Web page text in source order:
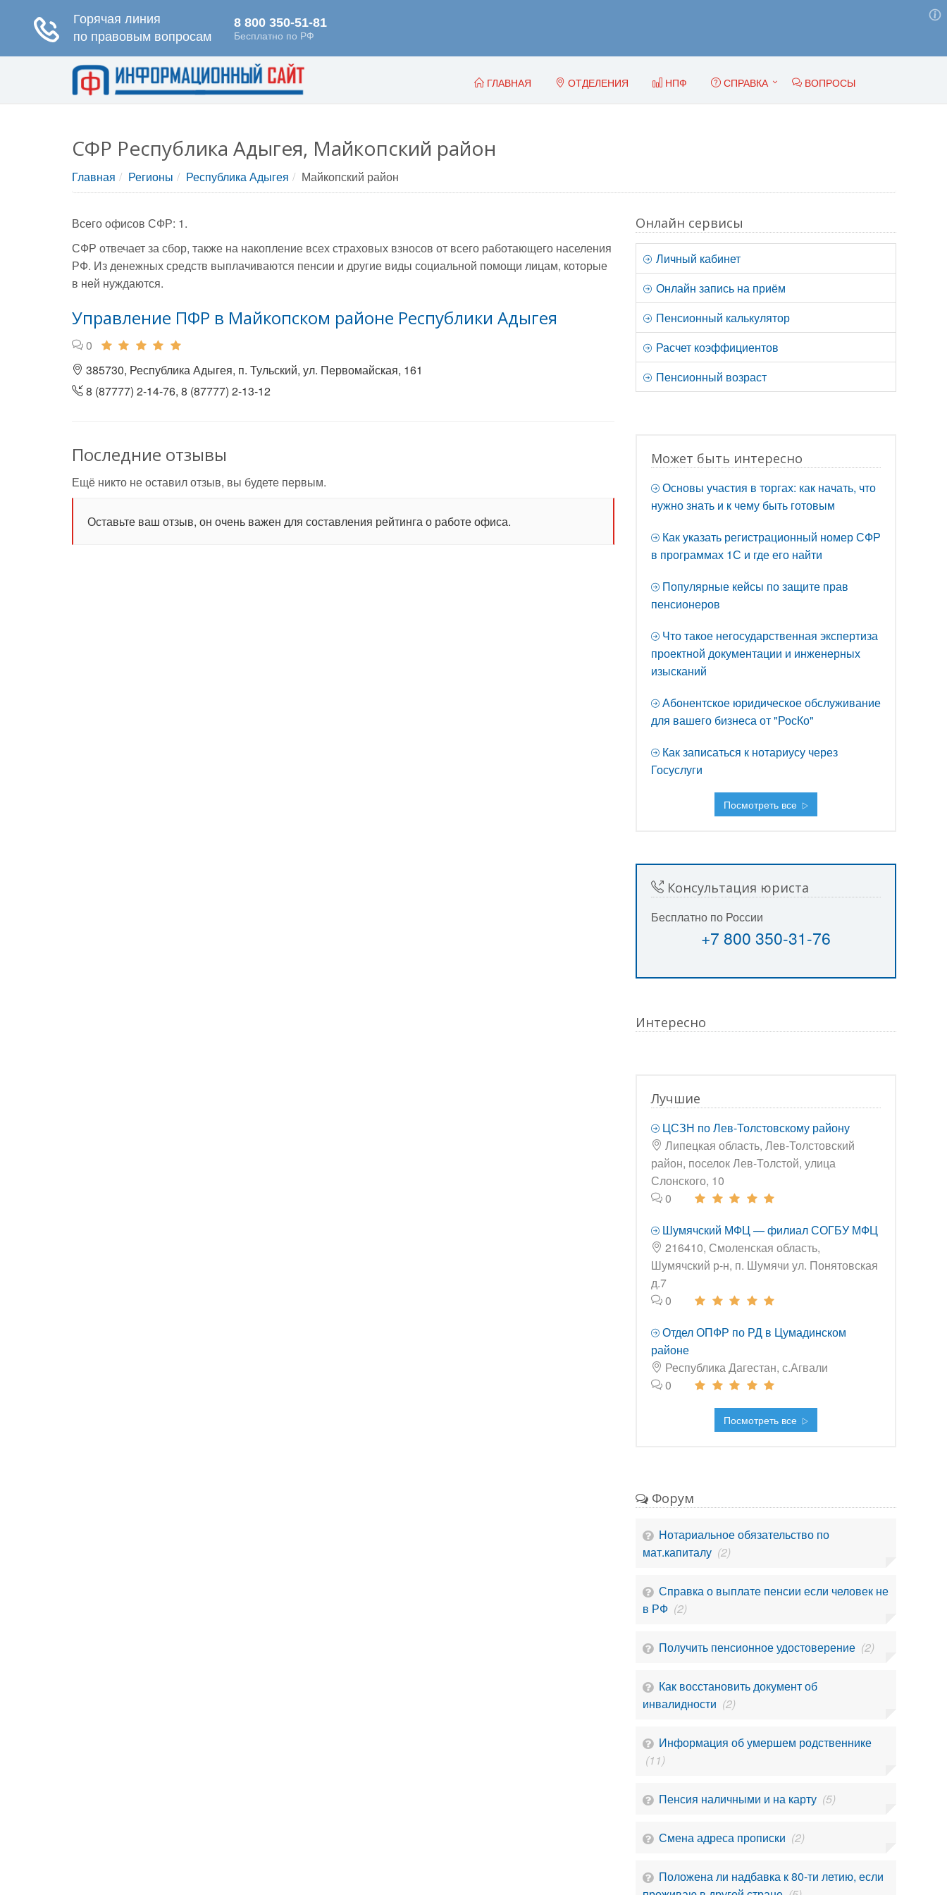
ГЛАВНАЯ ОТДЕЛЕНИЯ НПФ СПРАВКА ВОПРОСЫ
СФР Республика Адыгея, Майкопский район
Главная Регионы Республика Адыгея Майкопский район
Всего офисов СФР: 1.
СФР отвечает за сбор, также на накопление всех страховых взносов от всего работающего населения
РФ. Из денежных средств выплачиваются пенсии и другие виды социальной помощи лицам, которые
в ней нуждаются.
Управление ПФР в Майкопском районе Республики Адыгея
0
385730, Республика Адыгея, п. Тульский, ул. Первомайская, 161
8 (87777) 2-14-76, 8 (87777) 2-13-12
Последние отзывы
Ещё никто не оставил отзыв, вы будете первым.
Оставьте ваш отзыв, он очень важен для составления рейтинга о работе офиса.
Онлайн сервисы
Личный кабинет
Онлайн запись на приём
Пенсионный калькулятор
Расчет коэффициентов
Пенсионный возраст
Может быть интересно
Основы участия в торгах: как начать, что
нужно знать и к чему быть готовым
Как указать регистрационный номер СФР
в программах 1С и где его найти
Популярные кейсы по защите прав
пенсионеров
Что такое негосударственная экспертиза
проектной документации и инженерных
изысканий
Абонентское юридическое обслуживание
для вашего бизнеса от "РосКо"
Как записаться к нотариусу через
Госуслуги
Посмотреть все
Консультация юриста
Бесплатно по России
+7 800 350-31-76
Интересно
Лучшие
ЦСЗН по Лев-Толстовскому району
Липецкая область, Лев-Толстовский
район, поселок Лев-Толстой, улица
Слонского, 10
0
Шумячский МФЦ — филиал СОГБУ МФЦ
216410, Смоленская область,
Шумячский р-н, п. Шумячи ул. Понятовская
д.7
0
Отдел ОПФР по РД в Цумадинском
районе
Республика Дагестан, с.Агвали
0
Посмотреть все
Форум
Нотариальное обязательство по
мат.капиталу (2)
Справка о выплате пенсии если человек не
в РФ (2)
Получить пенсионное удостоверение (2)
Как восстановить документ об
инвалидности (2)
Информация об умершем родственнике
(11)
Пенсия наличными и на карту (5)
Смена адреса прописки (2)
Положена ли надбавка к 80-ти летию, если